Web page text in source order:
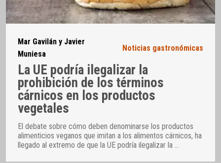
Mar Gavilán y Javier
Muniesa
Noticias gastronómicas
La UE podría ilegalizar la
prohibición de los términos
cárnicos en los productos
vegetales
El debate sobre cómo deben denominarse los productos
alimenticios veganos que imitan a los alimentos cárnicos, ha
llegado al extremo de que la UE podría ilegalizar la …